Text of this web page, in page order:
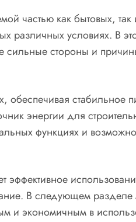
частью как бытовых,
различных условиях. В
стороны и
обеспечивая
энергии для
функциях и
эффективное
В следующем
и экономичным в